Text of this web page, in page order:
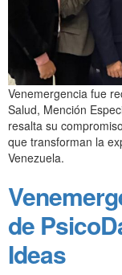
Venemergencia fue
Salud, Mención
resalta su
que transforman la
Venezuela.
de
Ideas